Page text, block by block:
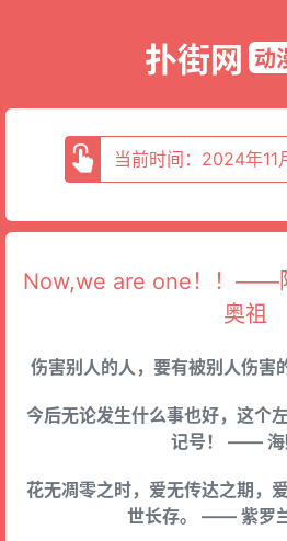
扑街网 动
当前时间：2024年
Now,we are one！！——
奥祖
伤害别人的人，要有被别人伤
今后无论发生什么事也好，这
记号！ —— 海
花无凋零之时，爱无传达之期，
世长存。 —— 紫罗